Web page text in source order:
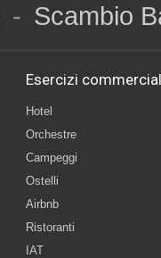
- Scambio
Esercizi
Hotel
Orchestre
Campeggi
Ostelli
Airbnb
Ristoranti
IAT